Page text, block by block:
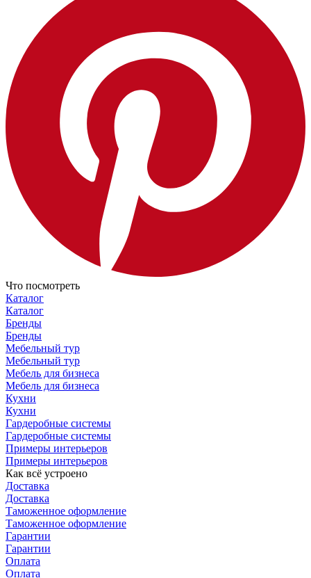
Что посмотреть
Каталог
Каталог
Бренды
Бренды
Мебельный тур
Мебельный тур
Мебель для бизнеса
Мебель для бизнеса
Кухни
Кухни
Гардеробные системы
Гардеробные системы
Примеры интерьеров
Примеры интерьеров
Как всё устроено
Доставка
Доставка
Таможенное оформление
Таможенное оформление
Гарантии
Гарантии
Оплата
Оплата